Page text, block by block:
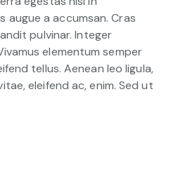
augue a accumsan. Cras
pulvinar. Integer
elementum semper
tellus. Aenean leo ligula,
eleifend ac, enim. Sed ut